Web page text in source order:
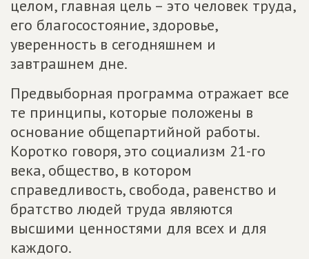
целом, главная цель – это человек труда,
его благосостояние, здоровье,
уверенность в сегодняшнем и
завтрашнем дне.
Предвыборная программа отражает все
те принципы, которые положены в
основание общепартийной работы.
Коротко говоря, это социализм 21-го
века, общество, в котором
справедливость, свобода, равенство и
братство людей труда являются
высшими ценностями для всех и для
каждого.